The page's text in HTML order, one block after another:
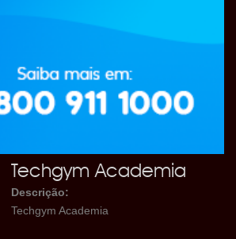
Techgym Academia
Descrição:
Techgym Academia